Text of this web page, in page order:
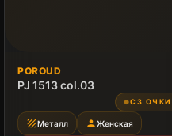
ПОД ЗАКАЗ
Нет в наличии
POROUD
PJ 1513 col.03
●СЗ ОЧКИ
textureМеталл personЖенская